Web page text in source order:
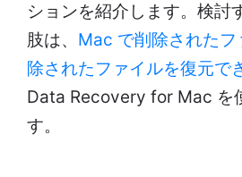
ションを紹介します。検討
肢は、 Mac で削除されたフ
除されたファイルを復元で
Data Recovery for Mac を
す。